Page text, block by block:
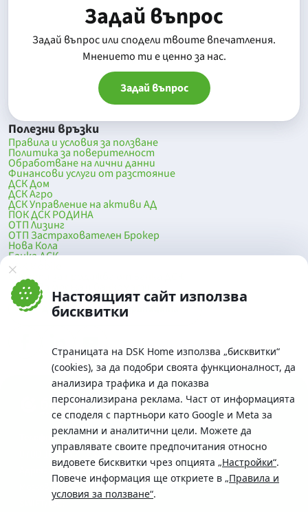
Настоящият сайт използва
бисквитки
Страницата на DSK Home използва „бисквитки“
(cookies), за да подобри своята функционалност, да
анализира трафика и да показва
персонализирана реклама. Част от информацията
се споделя с партньори като Google и Meta за
рекламни и аналитични цели. Можете да
управлявате своите предпочитания относно
видовете бисквитки чрез опцията „Настройки“.
Повече информация ще откриете в „Правила и
условия за ползване“.
Задай въпрос
Задай въпрос или сподели твоите впечатления.
Mнението ти е ценно за нас.
Задай въпрос
Полезни връзки
Правила и условия за ползване
Политика за поверителност
Обработване на лични данни
Финансови услуги от разстояние
ДСК Дом
ДСК Агро
ДСК Управление на активи АД
ПОК ДСК РОДИНА
ОТП Лизинг
ОТП Застрахователен Брокер
Нова Кола
Банка ДСК
DSK Mobile
Оферти за продажба от Банка ДСК
Клонова мрежа и банкомати
До началото на страницата
Телефон:
0700 10 375 / *2375
Московска No.19 / ул. Г. Бенковски No. 5, София 1036
SWIFT/BIC: